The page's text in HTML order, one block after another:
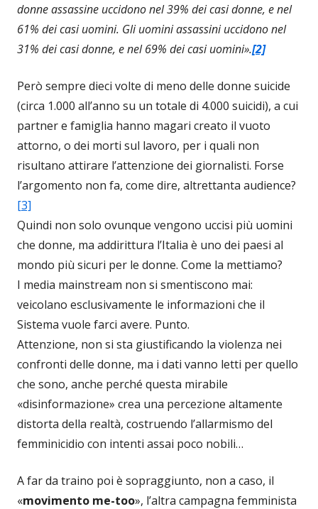
donne assassine uccidono nel 39% dei casi donne, e nel
61% dei casi uomini. Gli uomini assassini uccidono nel
31% dei casi donne, e nel 69% dei casi uomini».[2]
Però sempre dieci volte di meno delle donne suicide
(circa 1.000 all’anno su un totale di 4.000 suicidi), a cui
partner e famiglia hanno magari creato il vuoto
attorno, o dei morti sul lavoro, per i quali non
risultano attirare l’attenzione dei giornalisti. Forse
l’argomento non fa, come dire, altrettanta audience?
[3]
Quindi non solo ovunque vengono uccisi più uomini
che donne, ma addirittura l’Italia è uno dei paesi al
mondo più sicuri per le donne. Come la mettiamo?
I media mainstream non si smentiscono mai:
veicolano esclusivamente le informazioni che il
Sistema vuole farci avere. Punto.
Attenzione, non si sta giustificando la violenza nei
confronti delle donne, ma i dati vanno letti per quello
che sono, anche perché questa mirabile
«disinformazione» crea una percezione altamente
distorta della realtà, costruendo l’allarmismo del
femminicidio con intenti assai poco nobili…
A far da traino poi è sopraggiunto, non a caso, il
«movimento me-too», l’altra campagna femminista